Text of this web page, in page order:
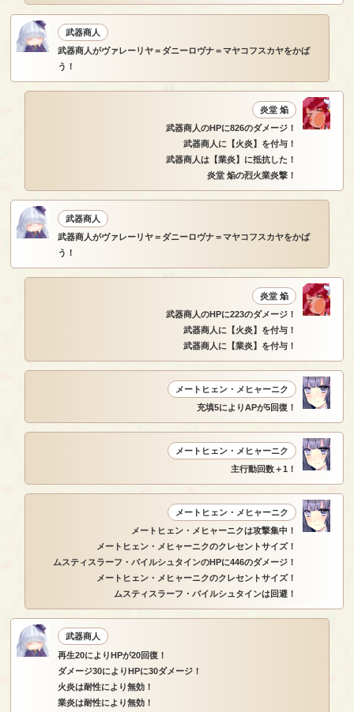
武器商人
武器商人がヴァレーリヤ＝ダニーロヴナ＝マヤコフスカヤをかば
う！
炎堂 焔
武器商人のHPに826のダメージ！
武器商人に【火炎】を付与！
武器商人は【業炎】に抵抗した！
炎堂 焔の烈火業炎撃！
武器商人
武器商人がヴァレーリヤ＝ダニーロヴナ＝マヤコフスカヤをかば
う！
炎堂 焔
武器商人のHPに223のダメージ！
武器商人に【火炎】を付与！
武器商人に【業炎】を付与！
メートヒェン・メヒャーニク
充填5によりAPが5回復！
メートヒェン・メヒャーニク
主行動回数＋1！
メートヒェン・メヒャーニク
メートヒェン・メヒャーニクは攻撃集中！
メートヒェン・メヒャーニクのクレセントサイズ！
ムスティスラーフ・バイルシュタインのHPに446のダメージ！
メートヒェン・メヒャーニクのクレセントサイズ！
ムスティスラーフ・バイルシュタインは回避！
武器商人
再生20によりHPが20回復！
ダメージ30によりHPに30ダメージ！
火炎は耐性により無効！
業炎は耐性により無効！